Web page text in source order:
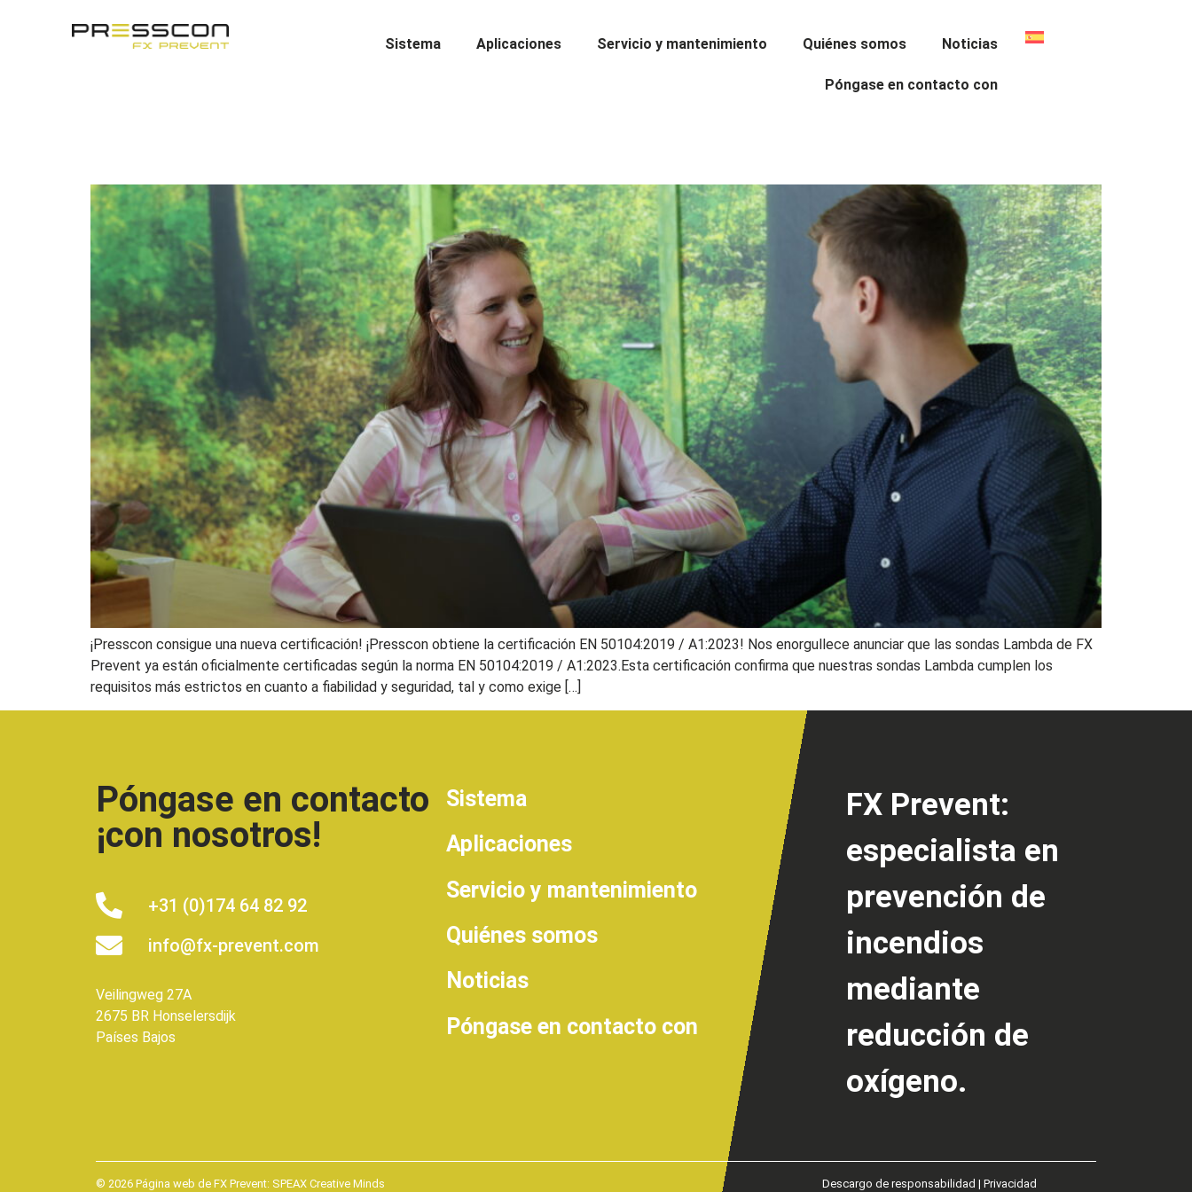
Sistema Aplicaciones Servicio y mantenimiento Quiénes somos Noticias
Póngase en contacto con
¡Presscon consigue una nueva certificación! ¡Presscon obtiene la certificación EN 50104:2019 / A1:2023! Nos enorgullece anunciar que las sondas Lambda de FX
Prevent ya están oficialmente certificadas según la norma EN 50104:2019 / A1:2023.Esta certificación confirma que nuestras sondas Lambda cumplen los
requisitos más estrictos en cuanto a fiabilidad y seguridad, tal y como exige […]
Póngase en contacto
¡con nosotros!
+31 (0)174 64 82 92
info@fx-prevent.com
Veilingweg 27A
2675 BR Honselersdijk
Países Bajos
Sistema
Aplicaciones
Servicio y mantenimiento
Quiénes somos
Noticias
Póngase en contacto con
FX Prevent:
especialista en
prevención de
incendios
mediante
reducción de
oxígeno.
© 2026 Página web de FX Prevent: SPEAX Creative Minds Descargo de responsabilidad | Privacidad